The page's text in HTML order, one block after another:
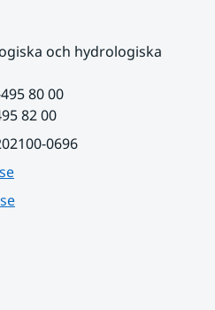
och hydrologiska
80 00
82 00
0696